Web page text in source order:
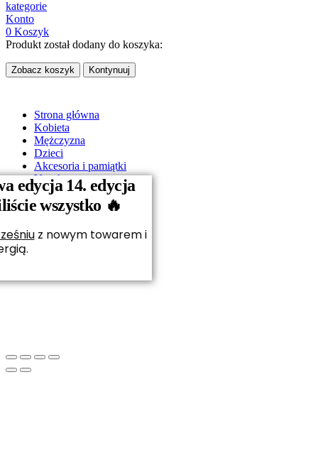
kategorie
Konto
0 Koszyk
Produkt został dodany do koszyka:
Zobacz koszyk Kontynuuj
Strona główna
Kobieta
Mężczyzna
Dzieci
Akcesoria i pamiątki
Vouchery
O nas
Kontakt
edycja 14. edycja
wszystko 🔥
z nowym towarem i